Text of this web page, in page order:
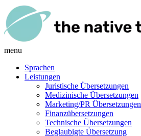
menu
Sprachen
Leistungen
Juristische Übersetzungen
Medizinische Übersetzungen
Marketing/PR Übersetzungen
Finanzübersetzungen
Technische Übersetzungen
Beglaubigte Übersetzung